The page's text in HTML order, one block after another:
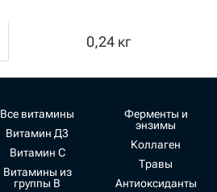
0,24 кг
Все витамины
Витамин Д3
Витамин С
Витамины из
группы В
Ферменты и
энзимы
Коллаген
Травы
Антиоксиданты